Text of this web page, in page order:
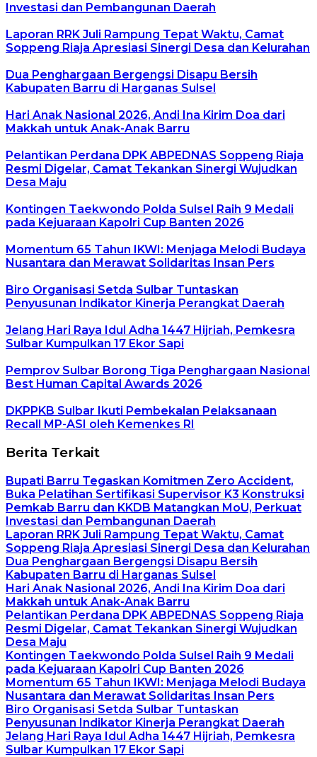
Investasi dan Pembangunan Daerah
Laporan RRK Juli Rampung Tepat Waktu, Camat
Soppeng Riaja Apresiasi Sinergi Desa dan Kelurahan
Dua Penghargaan Bergengsi Disapu Bersih
Kabupaten Barru di Harganas Sulsel
Hari Anak Nasional 2026, Andi Ina Kirim Doa dari
Makkah untuk Anak-Anak Barru
Pelantikan Perdana DPK ABPEDNAS Soppeng Riaja
Resmi Digelar, Camat Tekankan Sinergi Wujudkan
Desa Maju
Kontingen Taekwondo Polda Sulsel Raih 9 Medali
pada Kejuaraan Kapolri Cup Banten 2026
Momentum 65 Tahun IKWI: Menjaga Melodi Budaya
Nusantara dan Merawat Solidaritas Insan Pers
Biro Organisasi Setda Sulbar Tuntaskan
Penyusunan Indikator Kinerja Perangkat Daerah
Jelang Hari Raya Idul Adha 1447 Hijriah, Pemkesra
Sulbar Kumpulkan 17 Ekor Sapi
Pemprov Sulbar Borong Tiga Penghargaan Nasional
Best Human Capital Awards 2026
DKPPKB Sulbar Ikuti Pembekalan Pelaksanaan
Recall MP-ASI oleh Kemenkes RI
Berita Terkait
Bupati Barru Tegaskan Komitmen Zero Accident,
Buka Pelatihan Sertifikasi Supervisor K3 Konstruksi
Pemkab Barru dan KKDB Matangkan MoU, Perkuat
Investasi dan Pembangunan Daerah
Laporan RRK Juli Rampung Tepat Waktu, Camat
Soppeng Riaja Apresiasi Sinergi Desa dan Kelurahan
Dua Penghargaan Bergengsi Disapu Bersih
Kabupaten Barru di Harganas Sulsel
Hari Anak Nasional 2026, Andi Ina Kirim Doa dari
Makkah untuk Anak-Anak Barru
Pelantikan Perdana DPK ABPEDNAS Soppeng Riaja
Resmi Digelar, Camat Tekankan Sinergi Wujudkan
Desa Maju
Kontingen Taekwondo Polda Sulsel Raih 9 Medali
pada Kejuaraan Kapolri Cup Banten 2026
Momentum 65 Tahun IKWI: Menjaga Melodi Budaya
Nusantara dan Merawat Solidaritas Insan Pers
Biro Organisasi Setda Sulbar Tuntaskan
Penyusunan Indikator Kinerja Perangkat Daerah
Jelang Hari Raya Idul Adha 1447 Hijriah, Pemkesra
Sulbar Kumpulkan 17 Ekor Sapi